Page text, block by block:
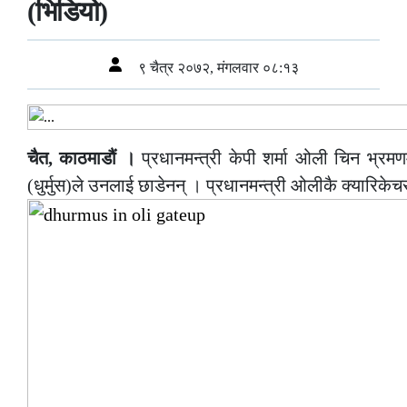
(भिडियो)
९ चैत्र २०७२, मंगलवार ०८:१३
चैत, काठमाडौं । प्रधानमन्त्री केपी शर्मा ओली चिन
(धुर्मुस)ले उनलाई छाडेनन् । प्रधानमन्त्री ओलीकै